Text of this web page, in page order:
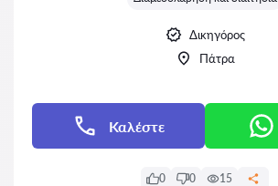
Δικηγόρος
Πάτρα
Καλέστε
0 0 15